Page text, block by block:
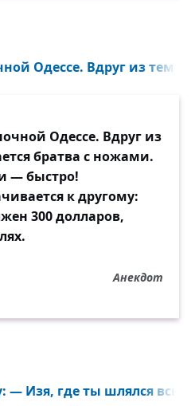
Одессе. Вдруг из
Одессе. Вдруг из
братва с ножами.
— быстро!
к другому:
300 долларов,
Анекдот
— Изя, где ты шлялся всю